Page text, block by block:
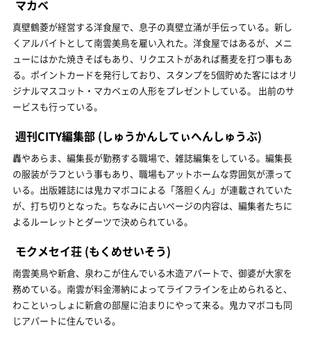
マカベ
真壁鶴菱が経営する洋食屋で、息子の真壁立涌が手伝っている。新し
くアルバイトとして南雲美鳥を雇い入れた。洋食屋ではあるが、メニ
ューにはかた焼きそばもあり、リクエストがあれば蕎麦を打つ事もあ
る。ポイントカードを発行しており、スタンプを5個貯めた客にはオリ
ジナルマスコット・マカベェの人形をプレゼントしている。 出前のサ
ービスも行っている。
週刊CITY編集部 (しゅうかんしてぃへんしゅうぶ)
轟やあらま、編集長が勤務する職場で、雑誌編集をしている。編集長
の服装がラフという事もあり、職場もアットホームな雰囲気が漂って
いる。出版雑誌には鬼カマボコによる「落胆くん」が連載されていた
が、打ち切りとなった。ちなみに占いページの内容は、編集者たちに
よるルーレットとダーツで決められている。
モクメセイ荘 (もくめせいそう)
南雲美鳥や新倉、泉わこが住んでいる木造アパートで、御婆が大家を
務めている。南雲が料金滞納によってライフラインを止められると、
わこといっしょに新倉の部屋に泊まりにやって来る。鬼カマボコも同
じアパートに住んでいる。